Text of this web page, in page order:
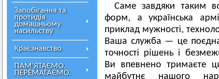
Запобігання та
протидія
домашньому
насильству
Краєзнавство
ПАМ’ЯТАЄМО.
ПЕРЕМАГАЄМО.
Саме завдяки таким
форм, а українська
приклад мужності,
Ваша служба — це
точності рішень і
Ви впевнено тримаєте
майбутнє нашого